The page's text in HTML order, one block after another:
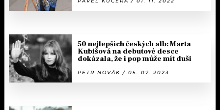
50 nejlepších českých alb: Marta
Kubišová na debutové desce
dokázala, že i pop může mít duši
PETR NOVÁK / 05. 07. 2023